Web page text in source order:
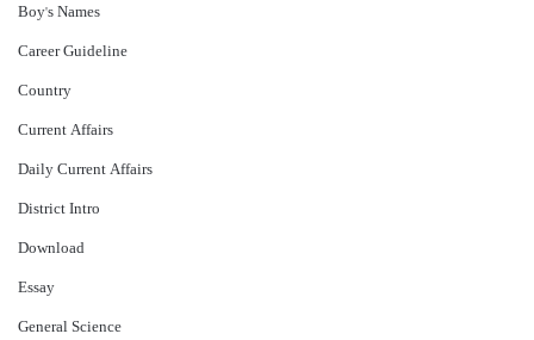
Boy's Names
Career Guideline
Country
Current Affairs
Daily Current Affairs
District Intro
Download
Essay
General Science